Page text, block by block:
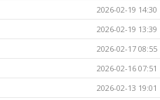
2026-02-19 14:30
2026-02-19 13:39
2026-02-17 08:55
2026-02-16 07:51
2026-02-13 19:01